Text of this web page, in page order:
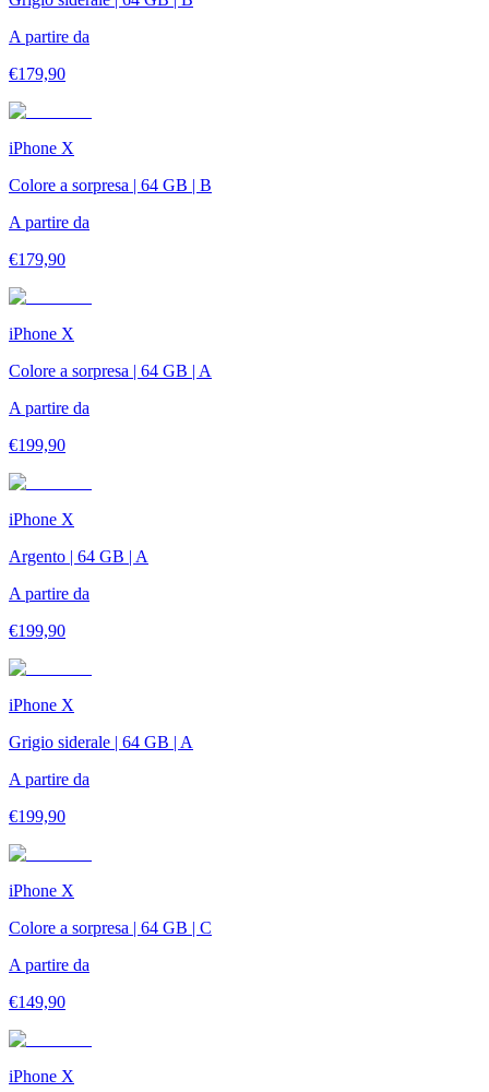
A partire da
€179,90
iPhone X
Colore a sorpresa | 64 GB | B
A partire da
€179,90
iPhone X
Colore a sorpresa | 64 GB | A
A partire da
€199,90
iPhone X
Argento | 64 GB | A
A partire da
€199,90
iPhone X
Grigio siderale | 64 GB | A
A partire da
€199,90
iPhone X
Colore a sorpresa | 64 GB | C
A partire da
€149,90
iPhone X